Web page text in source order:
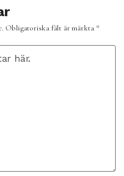
Obligatoriska fält är märkta *